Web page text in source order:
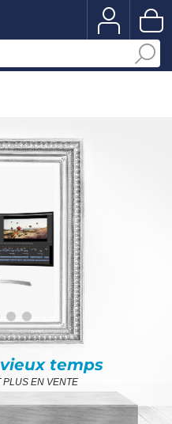
temps
PLUS EN VENTE